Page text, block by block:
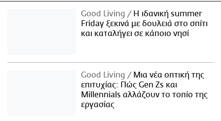
Good Living
Η ιδανική summer
Friday ξεκινά με δουλειά στο σπίτι
και καταλήγει σε κάποιο νησί
Good Living
Μια νέα οπτική της
επιτυχίας: Πώς Gen Zs και
Millennials αλλάζουν το τοπίο της
εργασίας